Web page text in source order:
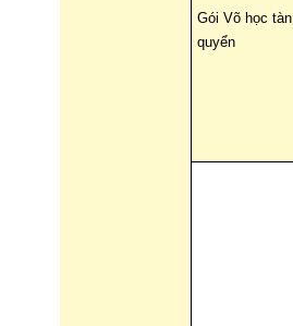
Gói Võ học tàn
quyển